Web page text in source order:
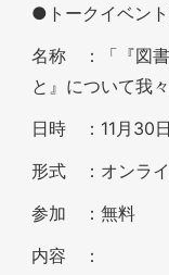
●トークイベン
名称 ：「『図書
と』について我
日時 ：11月30
形式 ：オンラ
参加 ：無料
内容 ：